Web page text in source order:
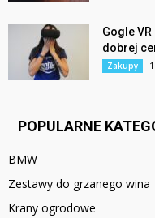
Gogle
dobrej
Zakupy
POPULARNE
BMW
Zestawy do grzanego wina
Krany ogrodowe